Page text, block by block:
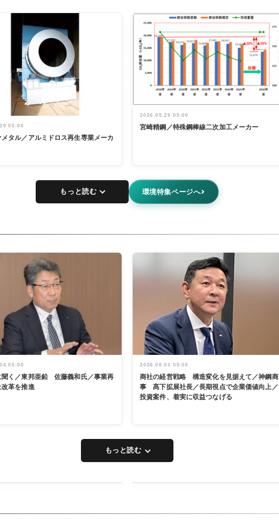
05:00
メタル／アルミドロス再生専業メーカ
2026.05.29 05:00
宮崎精鋼／特殊鋼棒線二次加工メーカー
もっと読む 環境特集ページへ
05:00
聞く／東邦亜鉛 佐藤義和氏／事業再
革を推進
2026.08.03 05:00
商社の経営戦略 構造変化を見据えて／神鋼商
事 髙下拡展社長／長期視点で企業価値向上／
投資案件、着実に収益つなげる
もっと読む